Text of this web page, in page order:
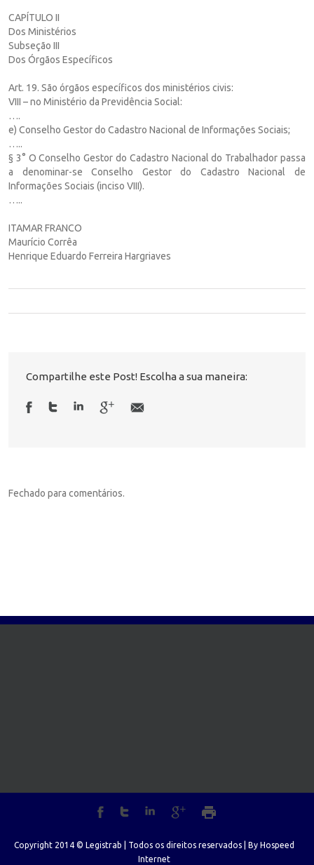
CAPÍTULO II
Dos Ministérios
Subseção III
Dos Órgãos Específicos
Art. 19. São órgãos específicos dos ministérios civis:
VIII – no Ministério da Previdência Social:
….
e) Conselho Gestor do Cadastro Nacional de Informações Sociais;
…..
§ 3° O Conselho Gestor do Cadastro Nacional do Trabalhador passa
a denominar-se Conselho Gestor do Cadastro Nacional de
Informações Sociais (inciso VIII).
…..
ITAMAR FRANCO
Maurício Corrêa
Henrique Eduardo Ferreira Hargriaves
Compartilhe este Post! Escolha a sua maneira:
Fechado para comentários.
Copyright 2014 © Legistrab | Todos os direitos reservados | By Hospeed
Internet